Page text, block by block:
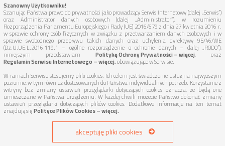
Szanowny Użytkowniku!
Szanując Państwa prawo do prywatności jako prowadzący Serwis Internetowy (dalej „Serwis”)
oraz Administrator danych osobowych (dalej „Administrator”), w rozumieniu
Rozporządzenia Parlamentu Europejskiego i Rady (UE) 2016/679 z dnia 27 kwietnia 2016 r.
w sprawie ochrony osób fizycznych w związku z przetwarzaniem danych osobowych i w
sprawie swobodnego przepływu takich danych oraz uchylenia dyrektywy 95/46/WE
(Dz.U.UE.L.2016.119.1 – ogólne rozporządzenie o ochronie danych – dalej „RODO”),
niniejszym przedstawiam Politykę Ochrony Prywatności – więcej, oraz
Regulamin Serwisu Internetowego – więcej,obowiązujące w Serwisie.
W ramach Serwisu stosujemy pliki cookies. Ich celem jest świadczenie usług na najwyższym
poziomie, w tym również dostosowanych do Państwa indywidualnych potrzeb. Korzystanie z
witryny bez zmiany ustawień przeglądarki dotyczących cookies oznacza, że będą one
umieszczane w Państwa urządzeniu. W każdej chwili możecie Państwo dokonać zmiany
ustawień przeglądarki dotyczących plików cookies. Dodatkowe informacje na ten temat
znajdują sięPolityce Plików Cookies – więcej.
akceptuję pliki cookies